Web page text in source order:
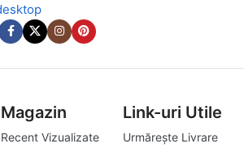
Magazin
Recent Vizualizate
Link-uri Utile
Urmărește Livrare